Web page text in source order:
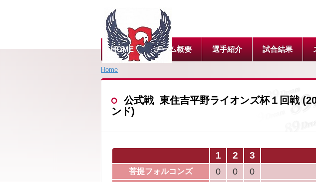
HOME チーム概要 選手紹介 試合結果
Home
公式戦 東住吉平野ライオンズ杯１回戦
ンド)
1 2 3
菩提フォルコンズ 0 0 0